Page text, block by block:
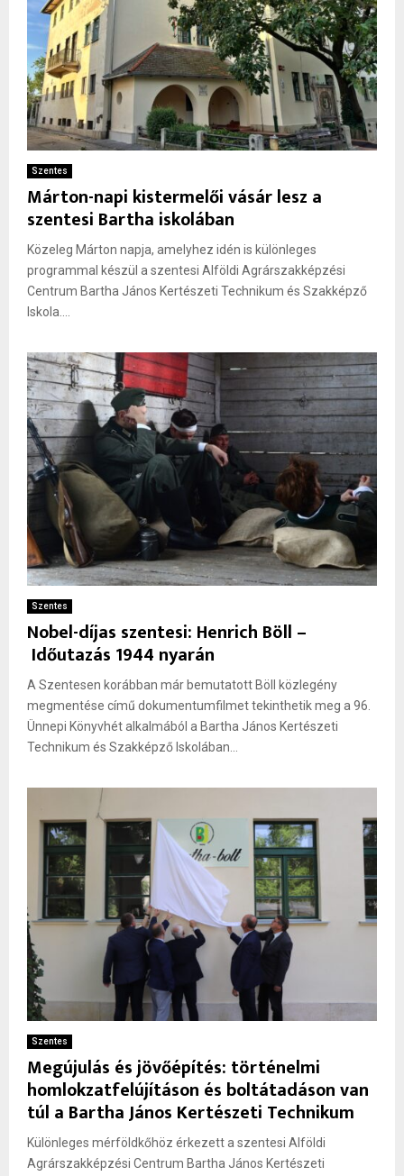
Szentes
Márton-napi kistermelői vásár lesz a
szentesi Bartha iskolában
Közeleg Márton napja, amelyhez idén is különleges
programmal készül a szentesi Alföldi Agrárszakképzési
Centrum Bartha János Kertészeti Technikum és Szakképző
Iskola....
Szentes
Nobel-díjas szentesi: Henrich Böll –
Időutazás 1944 nyarán
A Szentesen korábban már bemutatott Böll közlegény
megmentése című dokumentumfilmet tekinthetik meg a 96.
Ünnepi Könyvhét alkalmából a Bartha János Kertészeti
Technikum és Szakképző Iskolában...
Szentes
Megújulás és jövőépítés: történelmi
homlokzatfelújításon és boltátadáson van
túl a Bartha János Kertészeti Technikum
Különleges mérföldkőhöz érkezett a szentesi Alföldi
Agrárszakképzési Centrum Bartha János Kertészeti